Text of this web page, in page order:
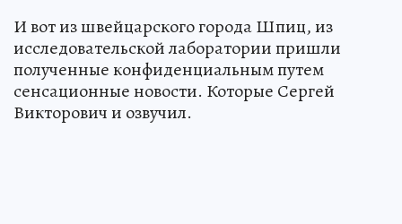
И вот из швейцарского города Шпиц, из
исследовательской лаборатории пришли
полученные конфиденциальным путем
сенсационные новости. Которые Сергей
Викторович и озвучил.